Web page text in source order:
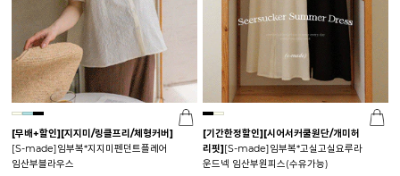
[무배+할인][지지미/링클프리/체형커버]
[S-made]임부복*지지미펜던트플레어
임산부블라우스
[기간한정할인][시어서커쿨원단/개미허
리핏][S-made]임부복*고실고실요루라
운드넥 임산부원피스(수유가능)